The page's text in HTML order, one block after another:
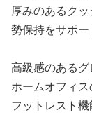
厚みのあるク
勢保持をサポー
高級感のあるグ
ホームオフィス
フットレスト